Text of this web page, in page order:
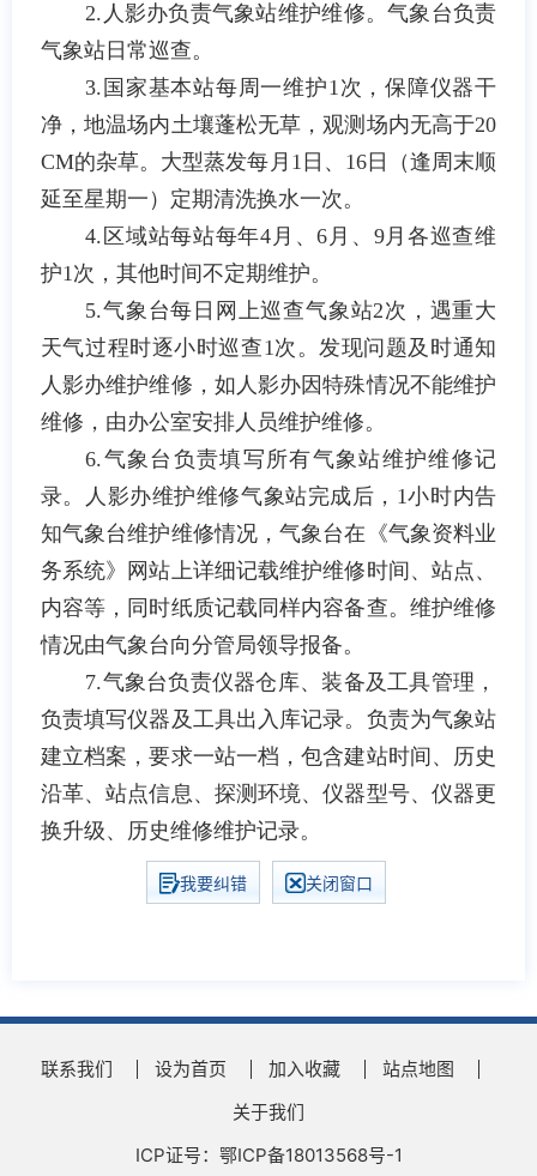
2. 人影办负责气象站维护维修。气象台负责
气象站日常巡查。
3. 国家基本站每周一维护1次，保障仪器干
净，地温场内土壤蓬松无草，观测场内无高于20
CM的杂草。大型蒸发每月 1 日、 16日（逢周末顺
延至星期一）定期清洗换水一次。
4. 区域站每站每年4 月、6 月、 9月各巡查维
护1次，其他时间不定期维护。
5.气象台每日网上巡查气象站2次，遇重大
天气过程时逐小时巡查1次。发现问题及时通知
人影办维护维修，如人影办因特殊情况不能维护
维修，由办公室安排人员维护维修。
6.气象台负责填写所有气象站维护维修记
录。人影办维护维修气象站完成后， 1小时内告
知气象台维护维修情况，气象台在《气象资料业
务系统》网站上详细记载维护维修时间、站点、
内容等，同时纸质记载同样内容备查。维护维修
情况由气象台向分管局领导报备。
7.气象台负责仪器仓库、装备及工具管理，
负责填写仪器及工具出入库记录。负责为气象站
建立档案，要求一站一档，包含建站时间、历史
沿革、站点信息、探测环境、仪器型号、仪器更
换升级、历史维修维护记录。
我要纠错 关闭窗口
联系我们 设为首页 加入收藏
站点地图
关于我们
ICP证号：鄂ICP备18013568号-1